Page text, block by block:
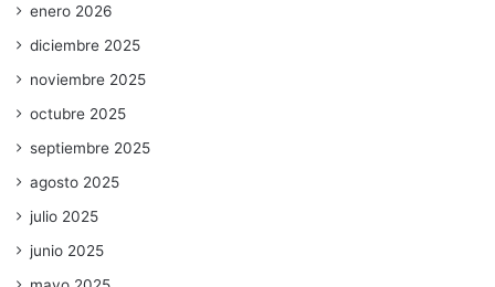
enero 2026
diciembre 2025
noviembre 2025
octubre 2025
septiembre 2025
agosto 2025
julio 2025
junio 2025